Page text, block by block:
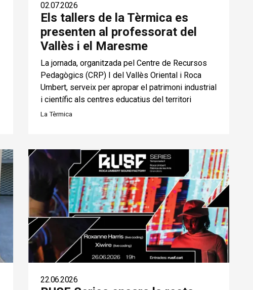
02.07.2026
Els tallers de la Tèrmica es
presenten al professorat del
Vallès i el Maresme
La jornada, organitzada pel Centre de Recursos
Pedagògics (CRP) I del Vallès Oriental i Roca
Umbert, serveix per apropar el patrimoni industrial
i científic als centres educatius del territori
La Tèrmica
22.06.2026